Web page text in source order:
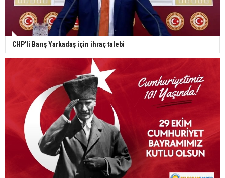
CHP'li Barış Yarkadaş için ihraç talebi